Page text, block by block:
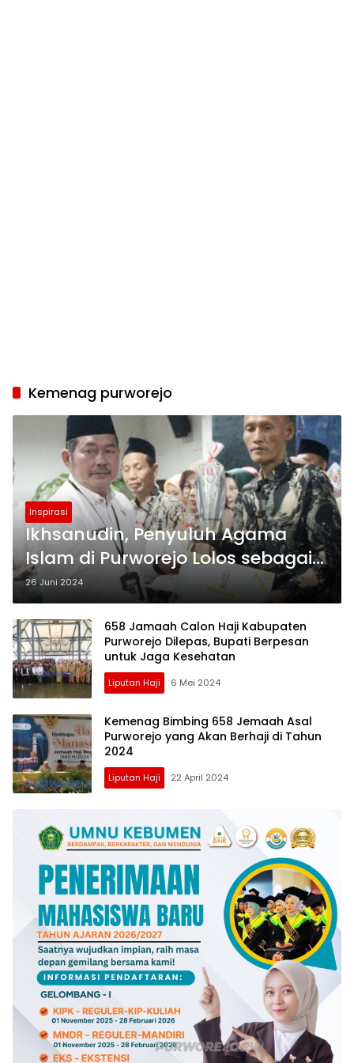
Kemenag purworejo
Inspirasi
Ikhsanudin, Penyuluh Agama
Islam di Purworejo Lolos sebagai
Nominator 10 Besar PAI Award
2024
26 Juni 2024
658 Jamaah Calon Haji Kabupaten
Purworejo Dilepas, Bupati Berpesan
untuk Jaga Kesehatan
Liputan Haji 6 Mei 2024
Kemenag Bimbing 658 Jemaah Asal
Purworejo yang Akan Berhaji di Tahun
2024
Liputan Haji 22 April 2024